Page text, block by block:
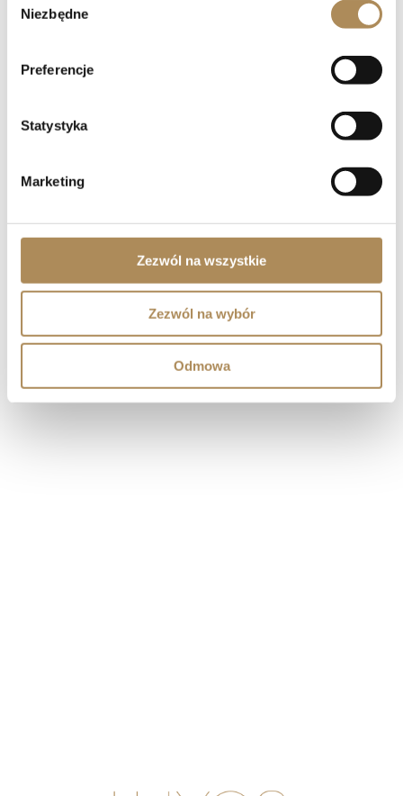
zgody
Niezbędne
Preferencje
Statystyka
Marketing
Zezwól na wszystkie
Zezwól na wybór
Odmowa